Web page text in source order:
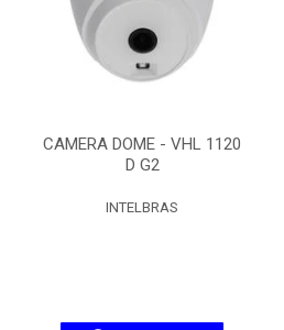
CAMERA DOME - VHL 1120
D G2
INTELBRAS